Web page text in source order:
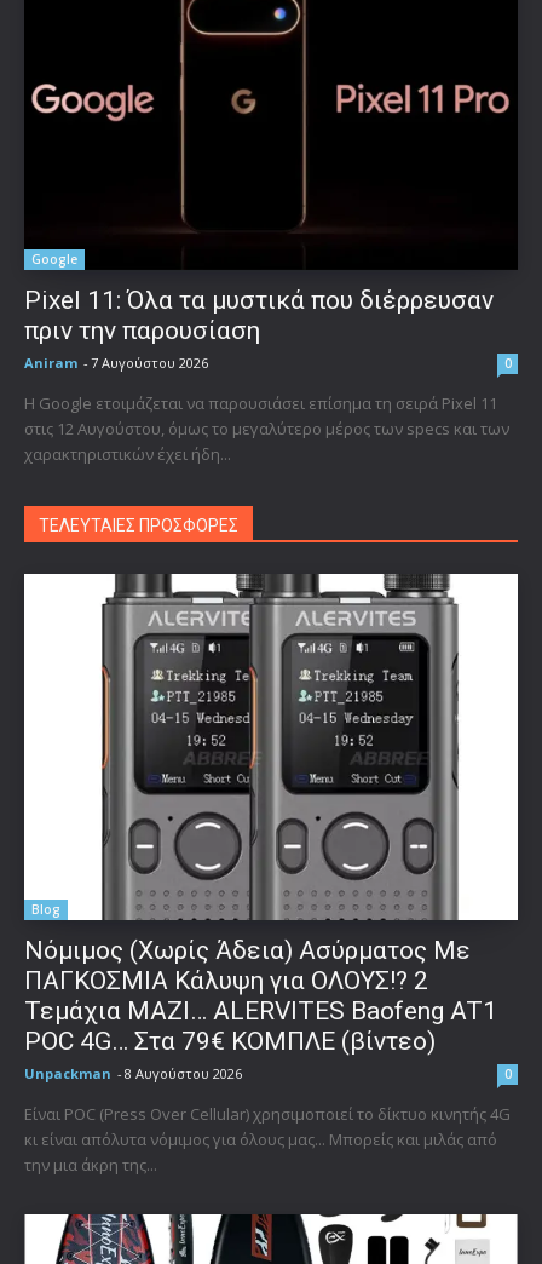
Google
Pixel 11: Όλα τα μυστικά που διέρρευσαν
πριν την παρουσίαση
Aniram - 7 Αυγούστου 2026 0
Η Google ετοιμάζεται να παρουσιάσει επίσημα τη σειρά Pixel 11
στις 12 Αυγούστου, όμως το μεγαλύτερο μέρος των specs και των
χαρακτηριστικών έχει ήδη...
ΤΕΛΕΥΤΑΙΕΣ ΠΡΟΣΦΟΡΕΣ
Blog
Νόμιμος (Χωρίς Άδεια) Ασύρματος Με
ΠΑΓΚΟΣΜΙΑ Κάλυψη για ΟΛΟΥΣ!? 2
Τεμάχια ΜΑΖΙ… ALERVITES Baofeng AT1
POC 4G… Στα 79€ ΚΟΜΠΛΕ (βίντεο)
Unpackman - 8 Αυγούστου 2026 0
Είναι POC (Press Over Cellular) χρησιμοποιεί το δίκτυο κινητής 4G
κι είναι απόλυτα νόμιμος για όλους μας... Μπορείς και μιλάς από
την μια άκρη της...